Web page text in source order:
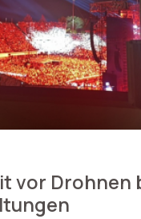
vor Drohnen